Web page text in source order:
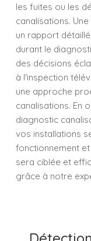
les fuites ou les
canalisations.
un rapport
durant le
des décisions
à l'inspection
une approche
canalisations. En
diagnostic
vos installations
fonctionnement
sera ciblée et
grâce à notre